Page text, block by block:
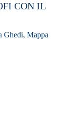
CON IL
Ghedi, Mappa